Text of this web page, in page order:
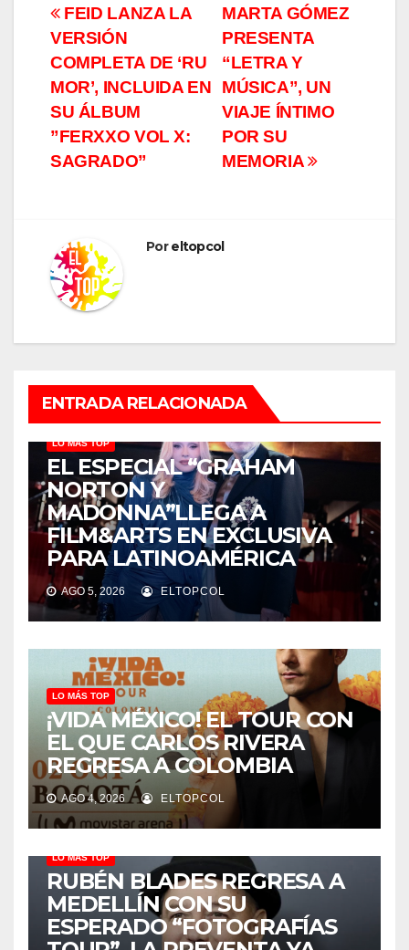
Navegación
de
entradas
MARTA GÓMEZ
PRESENTA
“LETRA Y
MÚSICA”, UN
VIAJE ÍNTIMO
POR SU
MEMORIA
FEID LANZA LA
VERSIÓN
COMPLETA DE ‘RU
MOR’, INCLUIDA EN
SU ÁLBUM
”FERXXO VOL X:
SAGRADO”
Poreltopcol
ENTRADA RELACIONADA
LO MÁS TOP
EL ESPECIAL “GRAHAM
NORTON Y
MADONNA”LLEGA A
FILM&ARTS EN EXCLUSIVA
PARA LATINOAMÉRICA
AGO 5, 2026 ELTOPCOL
LO MÁS TOP
¡VIDA MÉXICO! EL TOUR CON
EL QUE CARLOS RIVERA
REGRESA A COLOMBIA
AGO 4, 2026 ELTOPCOL
LO MÁS TOP
RUBÉN BLADES REGRESA A
MEDELLÍN CON SU
ESPERADO “FOTOGRAFÍAS